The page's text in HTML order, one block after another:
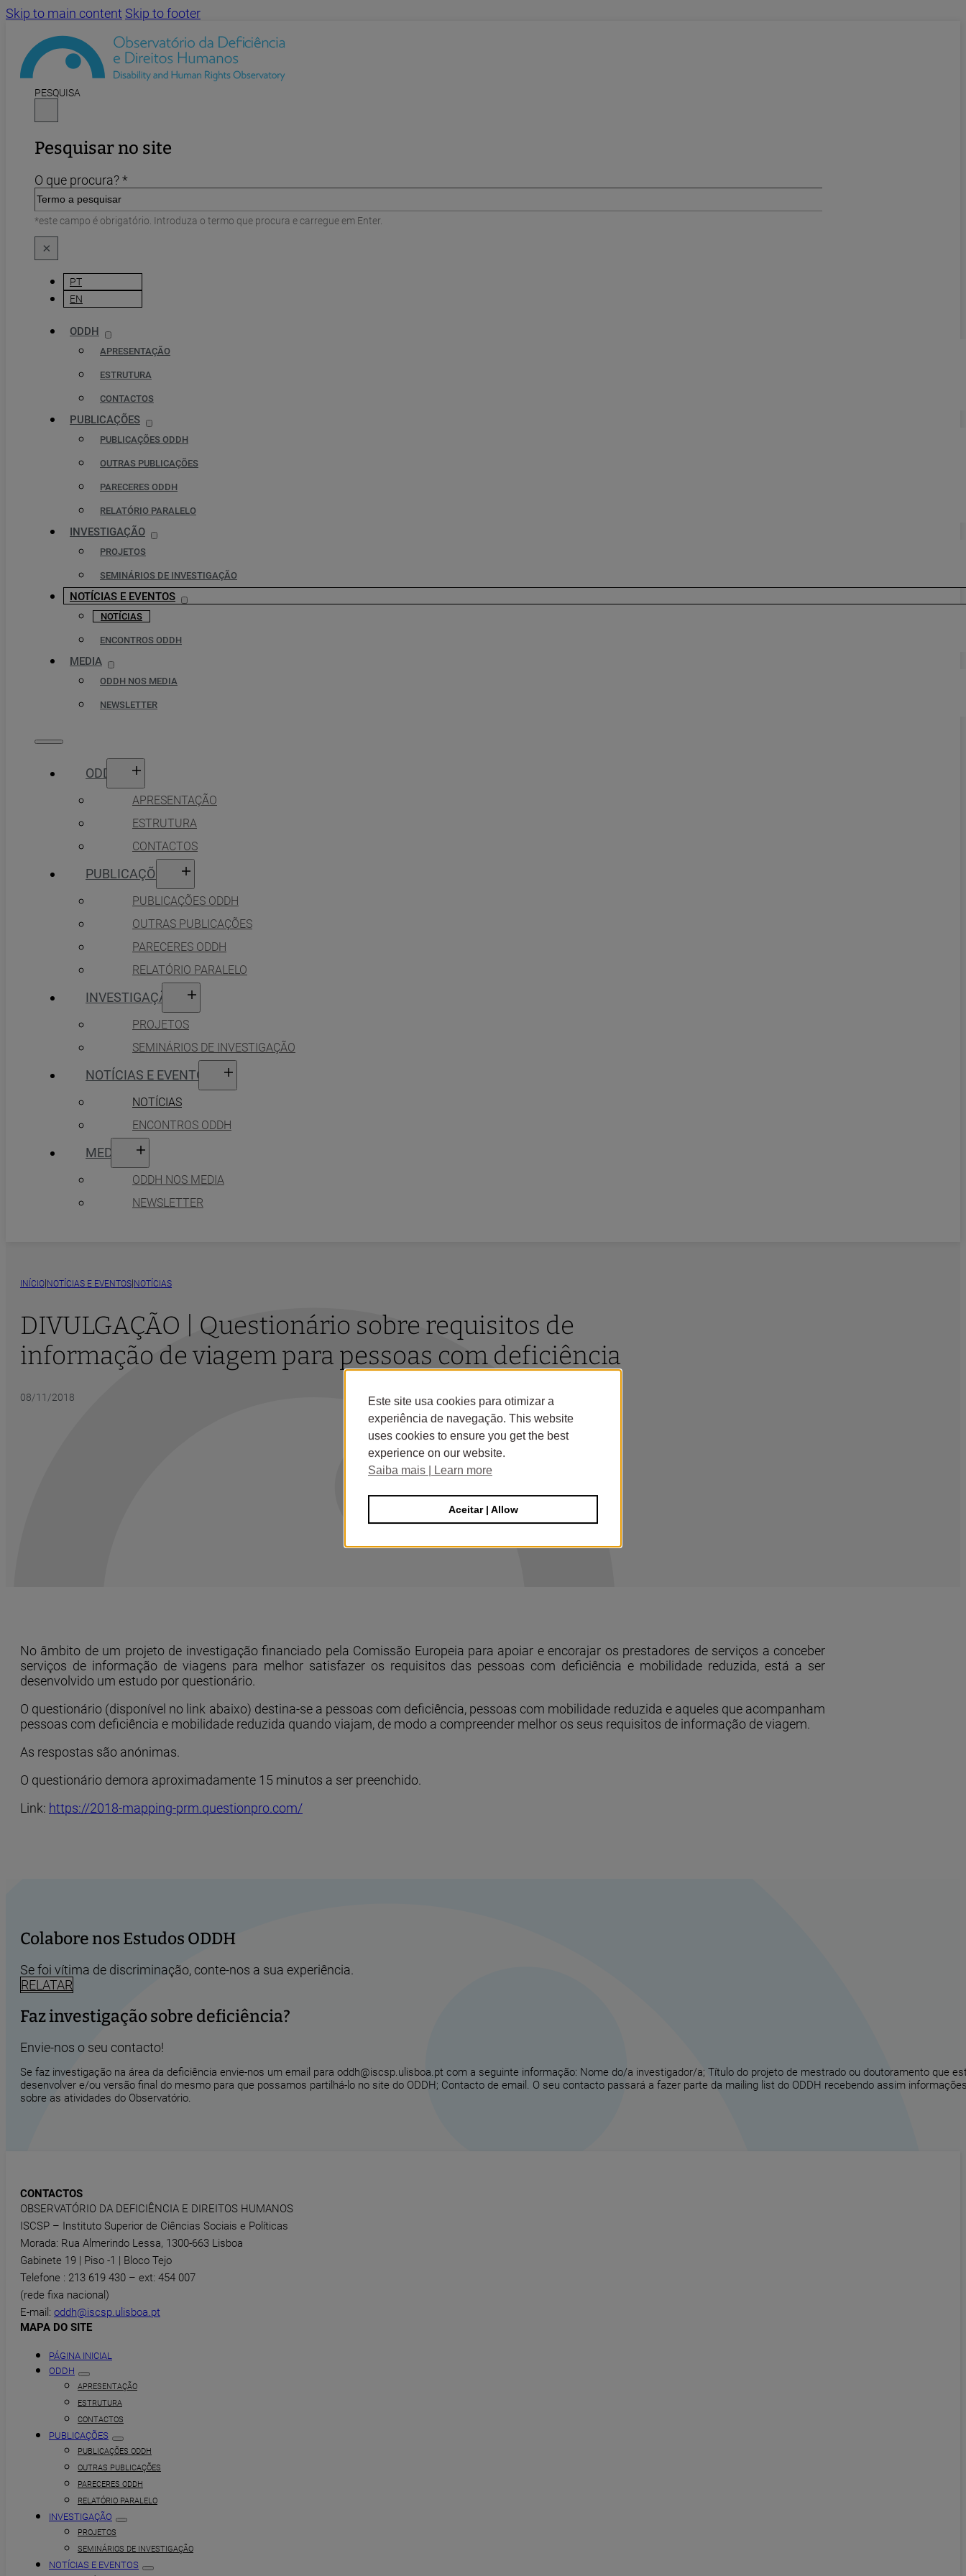
Skip to main content Skip to footer
PESQUISA
Pesquisar no site
O que procura? *
*este campo é obrigatório. Introduza o termo que procura e carregue em Enter.
×
PT
EN
ODDH
APRESENTAÇÃO
ESTRUTURA
CONTACTOS
PUBLICAÇÕES
PUBLICAÇÕES ODDH
OUTRAS PUBLICAÇÕES
PARECERES ODDH
RELATÓRIO PARALELO
INVESTIGAÇÃO
PROJETOS
SEMINÁRIOS DE INVESTIGAÇÃO
NOTÍCIAS E EVENTOS
NOTÍCIAS
ENCONTROS ODDH
MEDIA
ODDH NOS MEDIA
NEWSLETTER
ODDH
APRESENTAÇÃO
ESTRUTURA
CONTACTOS
PUBLICAÇÕES
PUBLICAÇÕES ODDH
OUTRAS PUBLICAÇÕES
PARECERES ODDH
RELATÓRIO PARALELO
INVESTIGAÇÃO
PROJETOS
SEMINÁRIOS DE INVESTIGAÇÃO
NOTÍCIAS E EVENTOS
NOTÍCIAS
ENCONTROS ODDH
MEDIA
ODDH NOS MEDIA
NEWSLETTER
INÍCIO| NOTÍCIAS E EVENTOS| NOTÍCIAS
DIVULGAÇÃO | Questionário sobre requisitos de
informação de viagem para pessoas com deficiência
08/11/2018
No âmbito de um projeto de investigação financiado pela Comissão Europeia para apoiar e encorajar os prestadores de serviços a conceber
serviços de informação de viagens para melhor satisfazer os requisitos das pessoas com deficiência e mobilidade reduzida, está a ser
desenvolvido um estudo por questionário.
O questionário (disponível no link abaixo) destina-se a pessoas com deficiência, pessoas com mobilidade reduzida e aqueles que acompanham
pessoas com deficiência e mobilidade reduzida quando viajam, de modo a compreender melhor os seus requisitos de informação de viagem.
As respostas são anónimas.
O questionário demora aproximadamente 15 minutos a ser preenchido.
Link: https://2018-mapping-prm.questionpro.com/
Colabore nos Estudos ODDH
Se foi vítima de discriminação, conte-nos a sua experiência.
RELATAR
Faz investigação sobre deficiência?
Envie-nos o seu contacto!
Se faz investigação na área da deficiência envie-nos um email para oddh@iscsp.ulisboa.pt com a seguinte informação: Nome do/a investigador/a; Título do projeto de mestrado ou doutoramento que
desenvolver e/ou versão final do mesmo para que possamos partilhá-lo no site do ODDH; Contacto de email. O seu contacto passará a fazer parte da mailing list do ODDH recebendo assim
sobre as atividades do Observatório.
CONTACTOS
OBSERVATÓRIO DA DEFICIÊNCIA E DIREITOS HUMANOS
ISCSP – Instituto Superior de Ciências Sociais e Políticas
Morada: Rua Almerindo Lessa, 1300-663 Lisboa
Gabinete 19 | Piso -1 | Bloco Tejo
Telefone : 213 619 430 – ext: 454 007
(rede fixa nacional)
E-mail: oddh@iscsp.ulisboa.pt
MAPA DO SITE
PÁGINA INICIAL
ODDH
APRESENTAÇÃO
ESTRUTURA
CONTACTOS
PUBLICAÇÕES
PUBLICAÇÕES ODDH
OUTRAS PUBLICAÇÕES
PARECERES ODDH
RELATÓRIO PARALELO
INVESTIGAÇÃO
PROJETOS
SEMINÁRIOS DE INVESTIGAÇÃO
NOTÍCIAS E EVENTOS
Este site usa cookies para otimizar a
experiência de navegação. This website
uses cookies to ensure you get the best
experience on our website.
Saiba mais | Learn more
Aceitar | Allow